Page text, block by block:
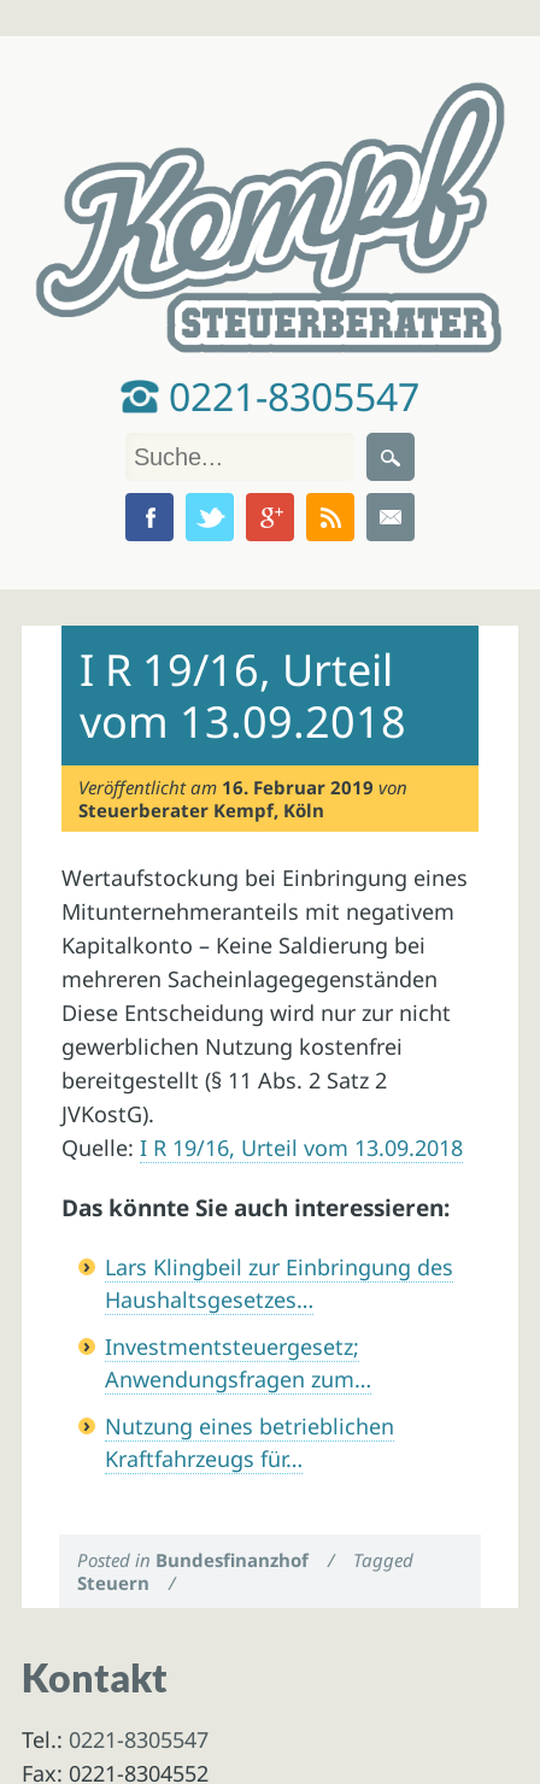
0221-8305547
contentI R 19/16, Urteil
vom 13.09.2018
Veröffentlicht am 16. Februar 2019 von
Steuerberater Kempf, Köln
Wertaufstockung bei Einbringung eines
Mitunternehmeranteils mit negativem
Kapitalkonto – Keine Saldierung bei
mehreren Sacheinlagegegenständen
Diese Entscheidung wird nur zur nicht
gewerblichen Nutzung kostenfrei
bereitgestellt (§ 11 Abs. 2 Satz 2
JVKostG).
Quelle: I R 19/16, Urteil vom 13.09.2018
Das könnte Sie auch interessieren:
Lars Klingbeil zur Einbringung des
Haushaltsgesetzes…
Investmentsteuergesetz;
Anwendungsfragen zum…
Nutzung eines betrieblichen
Kraftfahrzeugs für…
Posted in Bundesfinanzhof /
Tagged
Steuern
/
Kontakt
Tel.: 0221-8305547
Fax: 0221-8304552